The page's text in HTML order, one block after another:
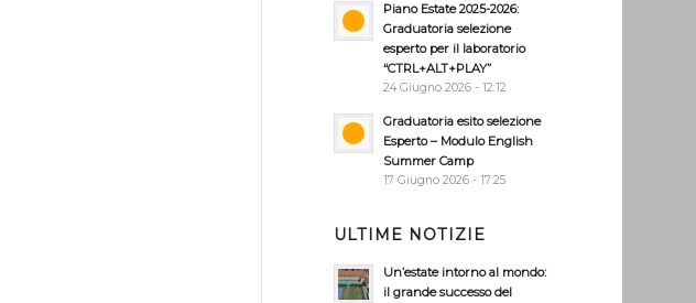
Piano Estate 2025-2026:
Graduatoria selezione
esperto per il laboratorio
“CTRL+ALT+PLAY”
24 Giugno 2026 - 12:12
Graduatoria esito selezione
Esperto – Modulo English
Summer Camp
17 Giugno 2026 - 17:25
ULTIME NOTIZIE
Un’estate intorno al mondo:
il grande successo del